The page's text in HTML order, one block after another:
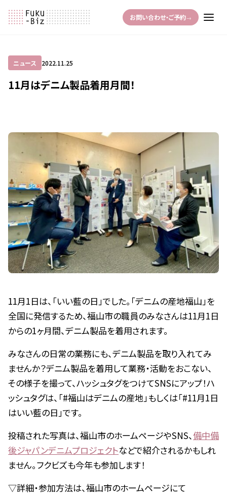
お問い合わせ・ご予約→
ニュース 2022.11.25
11月はデニム製品着用月間！
11月1日は、「いい藍の日」でした。「デニムの産地福山」を
全国に発信するため、福山市の職員のみなさんは11月1日
からの1ヶ月間、デニム製品を着用されます。
みなさんの日常の業務にも、デニム製品を取り入れてみ
ませんか？デニム製品を着用して業務・活動をおこない、
その様子を撮って、ハッシュタグをつけてSNSにアップ！ハ
ッシュタグは、「#福山はデニムの産地」もしくは「#11月1日
はいい藍の日」です。
投稿された写真は、福山市のホームページやSNS、備中備
後ジャパンデニムプロジェクトなどで紹介されるかもしれ
ません。フクビズも今年も参加します！
▽詳細・参加方法は、福山市のホームページにて